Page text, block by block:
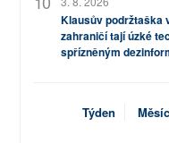
Klausův podržtaška
zahraničí tají úzké
spřízněným
Týden Měsíc